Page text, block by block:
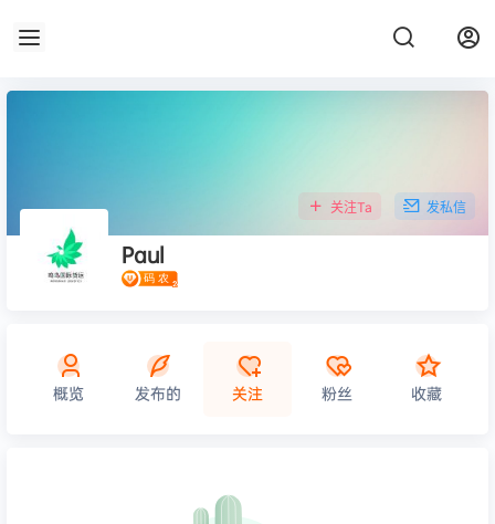
Paul
关注Ta 发私信
概览 发布的 关注 粉丝 收藏